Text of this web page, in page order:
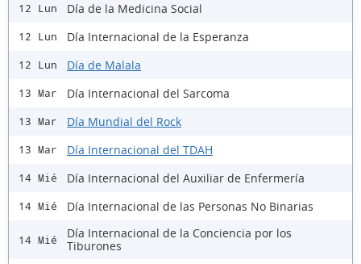
12 Lun Día de la Medicina Social
12 Lun Día Internacional de la Esperanza
12 Lun Día de Malala
13 Mar Día Internacional del Sarcoma
13 Mar Día Mundial del Rock
13 Mar Día Internacional del TDAH
14 Mié Día Internacional del Auxiliar de Enfermería
14 Mié Día Internacional de las Personas No Binarias
14 Mié
Día Internacional de la Conciencia por los
Tiburones